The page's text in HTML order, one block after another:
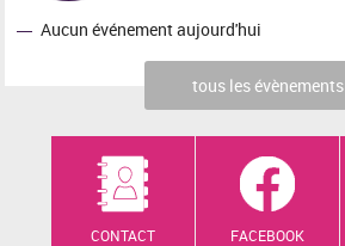
Aucun événement aujourd'hui
tous les évènements
CONTACT FACEBOOK